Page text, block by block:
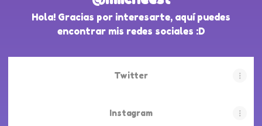
Hola! Gracias por interesarte, aquí puedes
encontrar mis redes sociales :D
Twitter
Instagram